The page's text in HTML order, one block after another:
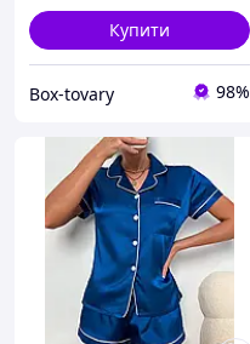
Купити
Box-tovary 98%